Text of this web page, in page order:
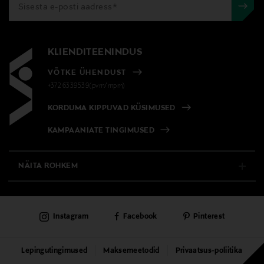
KLIENDITEENINDUS
VÕTKE ÜHENDUST
+372 6339539(pvm/mpm)
KORDUMA KIPPUVAD KÜSIMUSED
KAMPAANIATE TINGIMUSED
NÄITA ROHKEM
PÜSIKLIENDITEENINDUS
KAUBAMAJAD
Lepingutingimused Maksemeetodid Privaatsus-poliitika
Instagram Facebook Pinterest